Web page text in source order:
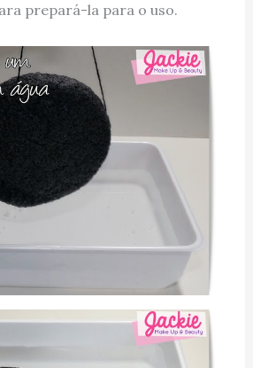
prepará-la para o uso.